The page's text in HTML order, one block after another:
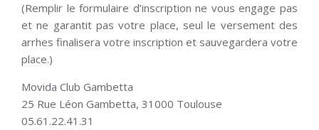
(Remplir le formulaire d’inscription ne vous engage pas
et ne garantit pas votre place, seul le versement des
arrhes finalisera votre inscription et sauvegardera votre
place.)
Movida Club Gambetta
25 Rue Léon Gambetta, 31000 Toulouse
05.61.22.41.31